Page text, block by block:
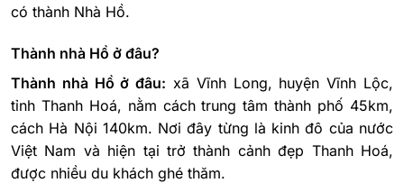
có thành Nhà Hồ.
Thành nhà Hồ ở đâu?
Thành nhà Hồ ở đâu: xã Vĩnh Long, huyện Vĩnh Lộc,
tỉnh Thanh Hoá, nằm cách trung tâm thành phố 45km,
cách Hà Nội 140km. Nơi đây từng là kinh đô của nước
Việt Nam và hiện tại trở thành cảnh đẹp Thanh Hoá,
được nhiều du khách ghé thăm.